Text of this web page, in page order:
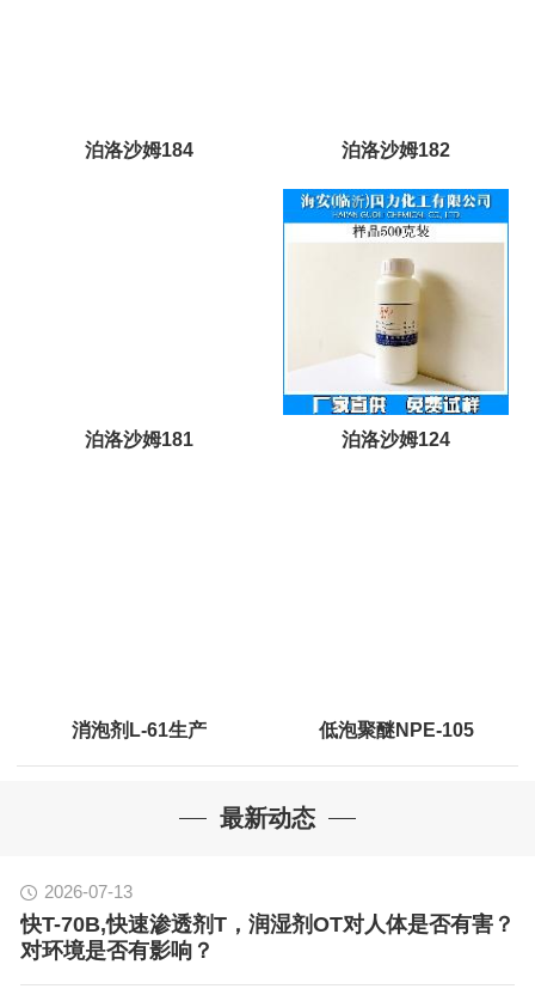
泊洛沙姆184 泊洛沙姆182
泊洛沙姆181 泊洛沙姆124
消泡剂L-61生产 低泡聚醚NPE-105
最新动态
2026-07-13
快T-70B,快速渗透剂T，润湿剂OT对人体是否有害？
对环境是否有影响？